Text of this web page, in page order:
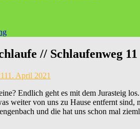
// Schlaufenweg
11. April 2021
Endlich geht es mit dem Jurasteig
weiter von uns zu Hause entfernt
und die hat uns schon mal